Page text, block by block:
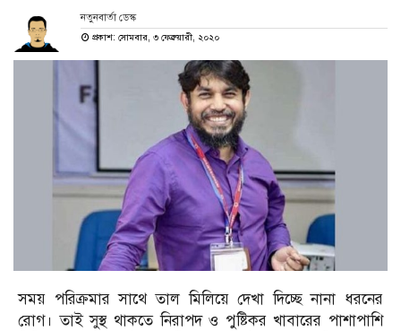
নতুনবার্তা ডেস্ক
প্রকাশ: সোমবার, ৩ ফেব্রুয়ারী, ২০২০
সময় পরিক্রমার সাথে তাল মিলিয়ে দেখা দিচ্ছে নানা ধরনের
রোগ। তাই সুস্থ থাকতে নিরাপদ ও পুষ্টিকর খাবারের পাশাপাশি